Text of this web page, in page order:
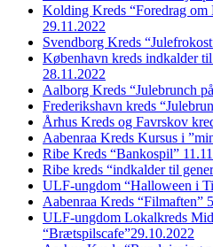
Kolding Kreds “Foredrag om
29.11.2022
Svendborg Kreds
København kreds indkalder
28.11.2022
Aalborg Kreds “Julebrunch
Frederikshavn kreds
Århus Kreds og Favrskov
Aabenraa Kreds Kursus i
Ribe Kreds “Bankospil”
Ribe kreds “indkalder til
ULF-ungdom “Halloween i
Aabenraa Kreds “Filmaften”
ULF-ungdom Lokalkreds
“Brætspilscafe”29.10.2022